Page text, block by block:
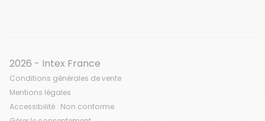
2026 - Intex France
Conditions générales de vente
Mentions légales
Accessibilité : Non conforme